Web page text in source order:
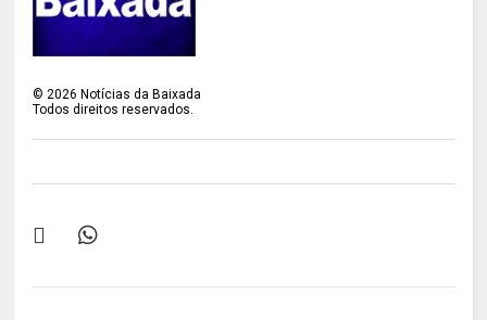
©2026 Notícias da Baixada
Todos direitos reservados.